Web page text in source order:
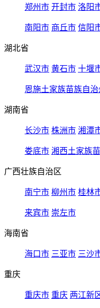
郑州市 开封市 洛阳
南阳市 商丘市 信阳
湖北省
武汉市 黄石市 十堰
恩施土家族苗族自治
湖南省
长沙市 株洲市 湘潭
娄底市 湘西土家族
广西壮族自治区
南宁市 柳州市 桂林
来宾市 崇左市
海南省
海口市 三亚市 三沙
重庆
重庆市 重庆 两江新